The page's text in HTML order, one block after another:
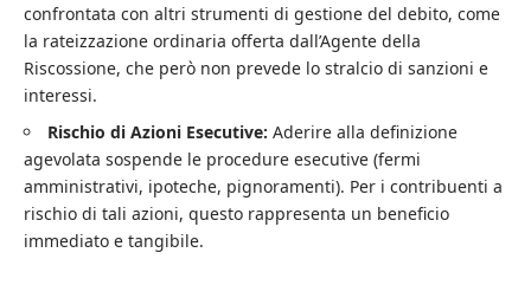
confrontata con altri strumenti di gestione del debito, come
la rateizzazione ordinaria offerta dall’Agente della
Riscossione, che però non prevede lo stralcio di sanzioni e
interessi.
Rischio di Azioni Esecutive: Aderire alla definizione
agevolata sospende le procedure esecutive (fermi
amministrativi, ipoteche, pignoramenti). Per i contribuenti a
rischio di tali azioni, questo rappresenta un beneficio
immediato e tangibile.